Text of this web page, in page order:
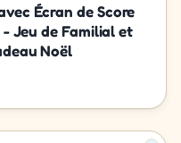
Écran de Score
Jeu de Familial et
Noël